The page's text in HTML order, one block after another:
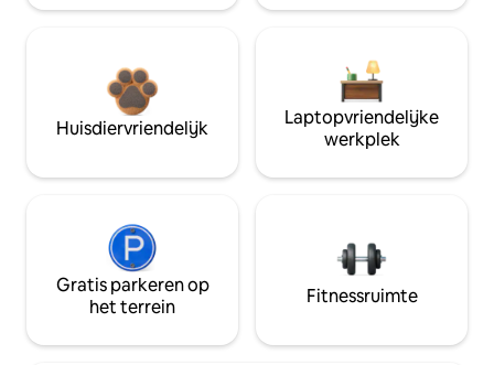
Huisdiervriendelijk
Laptopvriendelijke
werkplek
Gratis parkeren op
het terrein
Fitnessruimte